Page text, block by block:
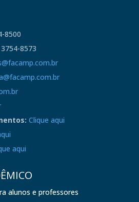
8500
8573
Clique aqui
aqui
alunos e professores